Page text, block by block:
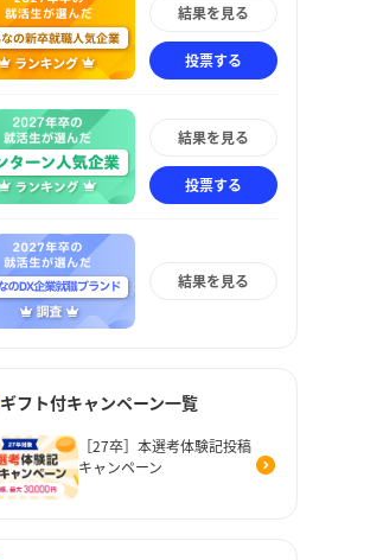
結果を見る
投票する
結果を見る
投票する
結果を見る
ギフト付キャンペーン一覧
［27卒］本選考体験記投稿
キャンペーン